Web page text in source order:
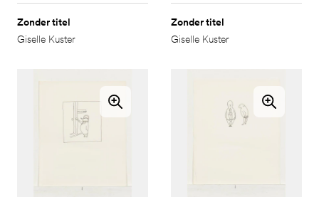
Zonder titel
Giselle Kuster
Zonder titel
Giselle Kuster